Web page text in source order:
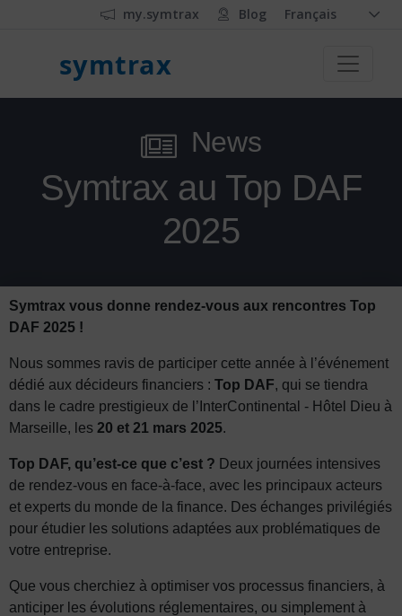
my.symtrax Blog Français
symtrax
News
Symtrax au Top DAF
2025
Symtrax vous donne rendez-vous aux rencontres Top
DAF 2025 !
Nous sommes ravis de participer cette année à l’événement
dédié aux décideurs financiers : Top DAF, qui se tiendra
dans le cadre prestigieux de l’InterContinental - Hôtel Dieu à
Marseille, les 20 et 21 mars 2025.
Top DAF, qu’est-ce que c’est ? Deux journées intensives
de rendez-vous en face-à-face, avec les principaux acteurs
et experts du monde de la finance. Des échanges privilégiés
pour étudier les solutions adaptées aux problématiques de
votre entreprise.
Que vous cherchiez à optimiser vos processus financiers, à
anticiper les évolutions réglementaires, ou simplement à